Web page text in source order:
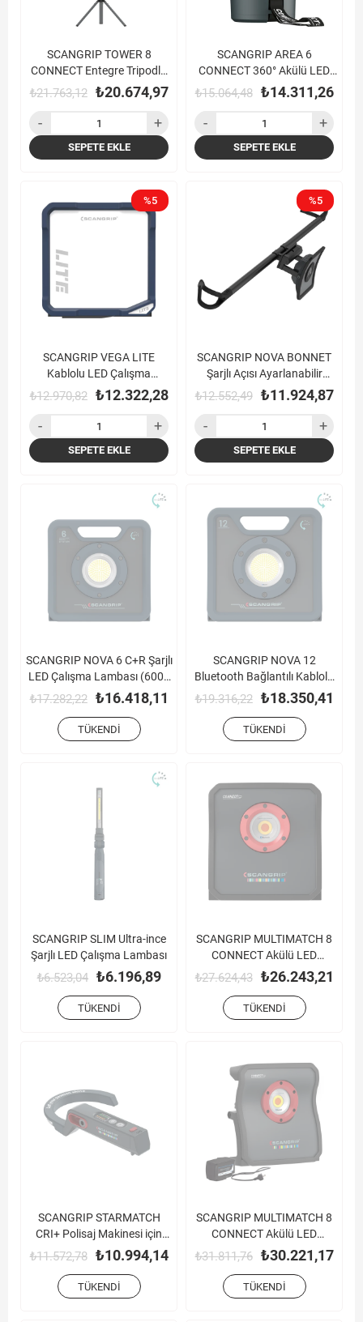
SCANGRIP TOWER 8
CONNECT Entegre Tripodlu
Akülü LED Çalışma Lambası
(8000 Lümen)
₺20.674,97
₺21.763,12
SEPETE EKLE
SCANGRIP AREA 6
CONNECT 360° Akülü LED
Çalışma Lambası (6000
₺14.311,26
₺15.064,48
SEPETE EKLE
SCANGRIP VEGA LITE
Kablolu LED Çalışma
Lambası (6000 Lümen)
₺12.322,28
₺12.970,82
%5
SEPETE EKLE
SCANGRIP NOVA BONNET
Şarjlı Açısı Ayarlanabilir
Kaput Çalışma Lambası
(2000 Lümen)
₺11.924,87
₺12.552,49
%5
SEPETE EKLE
SCANGRIP NOVA 6 C+R Şarjlı
LED Çalışma Lambası (6000
Lümen)
₺16.418,11
₺17.282,22
TÜKENDI
SCANGRIP NOVA 12
Bluetooth Bağlantılı Kablolu
LED Çalışma Lambası
(12000 Lümen)
₺18.350,41
₺19.316,22
TÜKENDI
SCANGRIP SLIM Ultra-ince
Şarjlı LED Çalışma Lambası
₺6.196,89
₺6.523,04
TÜKENDI
SCANGRIP MULTIMATCH 8
CONNECT Akülü LED
Çalışma Lambası (8000
₺26.243,21
₺27.624,43
TÜKENDI
SCANGRIP STARMATCH
CRI+ Polisaj Makinesi için
Akülü LED Çalışma Lambası
₺10.994,14
₺11.572,78
TÜKENDI
SCANGRIP MULTIMATCH 8
CONNECT Akülü LED
Çalışma Lambası (220V
Dönüştürücü Adaptörlü)
₺30.221,17
₺31.811,76
TÜKENDI